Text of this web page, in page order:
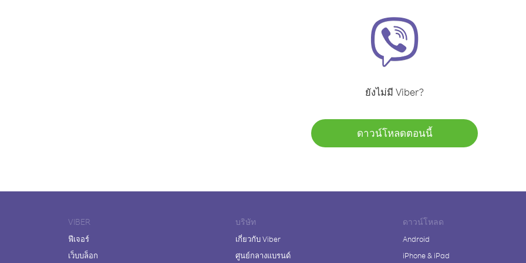
ยังไม่มี Viber?
ดาวน์โหลดตอนนี้
VIBER
ฟีเจอร์
เว็บบล็อก
บริษัท
เกี่ยวกับ Viber
ศูนย์กลางแบรนด์
ดาวน์โหลด
Android
iPhone & iPad